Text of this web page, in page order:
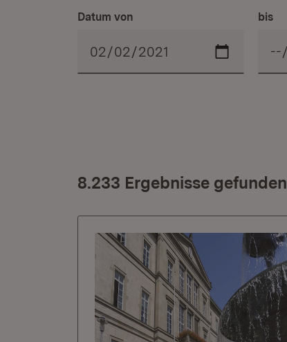
Datum von bis
8.233 Ergebnisse gefunden